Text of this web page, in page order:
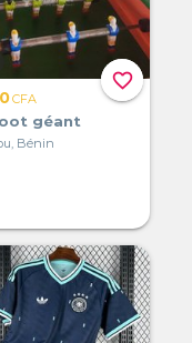
favorite_border
CFA
géant
Bénin